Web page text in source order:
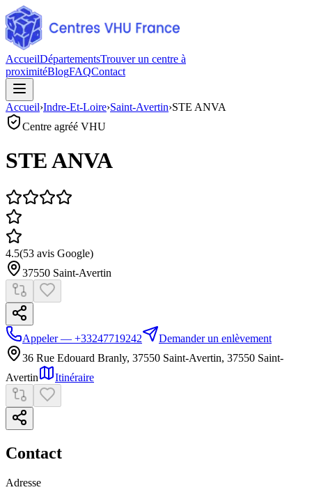
AccueilDépartementsTrouver un centre à
proximitéBlogFAQContact
Accueil›Indre-Et-Loire›Saint-Avertin›STE ANVA
Centre agréé VHU
STE ANVA
4.5(53 avis Google)
37550 Saint-Avertin
Appeler — +33247719242
Demander un enlèvement
36 Rue Edouard Branly, 37550 Saint-Avertin, 37550 Saint-
Avertin
Itinéraire
Contact
Adresse